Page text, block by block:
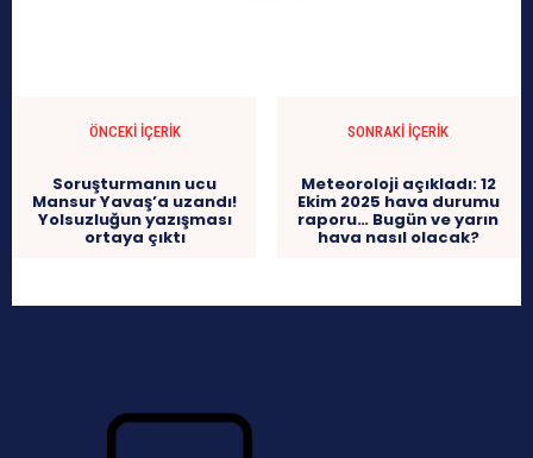
ÖNCEKI İÇERIK
Soruşturmanın ucu
Mansur Yavaş’a uzandı!
Yolsuzluğun yazışması
ortaya çıktı
SONRAKI İÇERIK
Meteoroloji açıkladı: 12
Ekim 2025 hava durumu
raporu… Bugün ve yarın
hava nasıl olacak?